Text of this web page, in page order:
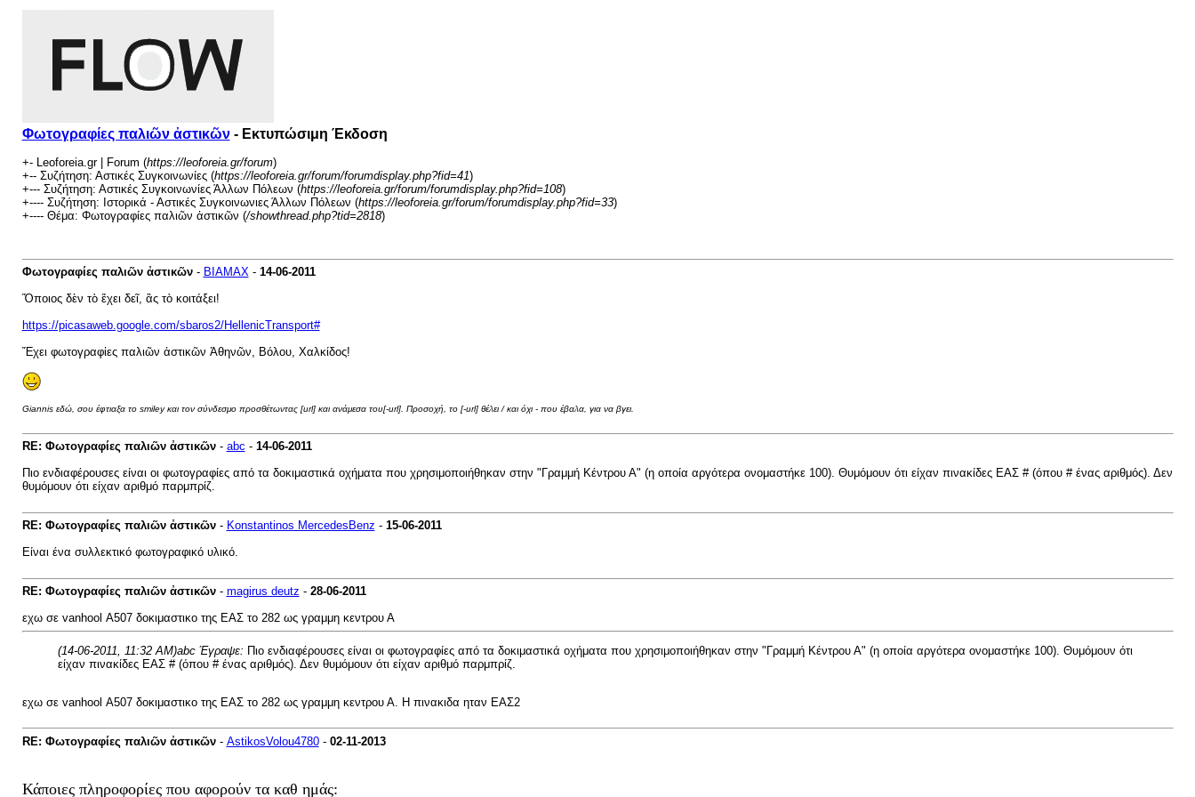
Φωτογραφίες παλιῶν ἀστικῶν- Εκτυπώσιμη Έκδοση
+- Leoforeia.gr | Forum (https://leoforeia.gr/forum)
+-- Συζήτηση: Αστικές Συγκοινωνίες (https://leoforeia.gr/forum/forumdisplay.php?fid=41)
+--- Συζήτηση: Αστικές Συγκοινωνίες Άλλων Πόλεων (https://leoforeia.gr/forum/forumdisplay.php?fid=108)
+---- Συζήτηση: Ιστορικά - Αστικές Συγκοινωνιες Άλλων Πόλεων (https://leoforeia.gr/forum/forumdisplay.php?fid=33)
+---- Θέμα: Φωτογραφίες παλιῶν ἀστικῶν (/showthread.php?tid=2818)
Φωτογραφίες παλιῶν ἀστικῶν- BIAMAX- 14-06-2011
Ὅποιος δὲν τὸ ἔχει δεῖ, ἂς τὸ κοιτάξει!
https://picasaweb.google.com/sbaros2/HellenicTransport#
Ἔχει φωτογραφἰες παλιῶν ἀστικῶν Ἀθηνῶν, Βόλου, Χαλκίδος!
Giannis εδώ, σου έφτιαξα το smiley και τον σύνδεσμο προσθέτωντας [url] και ανάμεσα του[-url]. Προσοχή, το [-url] θέλει / και όχι - που έβαλα, για να βγει.
RE: Φωτογραφίες παλιῶν ἀστικῶν- abc - 14-06-2011
Πιο ενδιαφέρουσες είναι οι φωτογραφίες από τα δοκιμαστικά οχήματα που χρησιμοποιήθηκαν στην "Γραμμή Κέντρου Α" (η οποία αργότερα ονομαστήκε 100). Θυμόμουν ότι είχαν πινακίδες ΕΑΣ # (όπου # ένας αριθμός). Δεν
θυμόμουν ότι είχαν αριθμό παρμπρίζ.
RE: Φωτογραφίες παλιῶν ἀστικῶν- Konstantinos MercedesBenz - 15-06-2011
Είναι ένα συλλεκτικό φωτογραφικό υλικό.
RE: Φωτογραφίες παλιῶν ἀστικῶν- magirus deutz - 28-06-2011
εχω σε vanhool Α507 δοκιμαστικο της ΕΑΣ το 282 ως γραμμη κεντρου Α
(14-06-2011, 11:32 AM)abc Έγραψε: Πιο ενδιαφέρουσες είναι οι φωτογραφίες από τα δοκιμαστικά οχήματα που χρησιμοποιήθηκαν στην "Γραμμή Κέντρου Α" (η οποία αργότερα ονομαστήκε 100). Θυμόμουν ότι
είχαν πινακίδες ΕΑΣ # (όπου # ένας αριθμός). Δεν θυμόμουν ότι είχαν αριθμό παρμπρίζ.
εχω σε vanhool Α507 δοκιμαστικο της ΕΑΣ το 282 ως γραμμη κεντρου Α. Η πινακιδα ηταν ΕΑΣ2
RE: Φωτογραφίες παλιῶν ἀστικῶν- AstikosVolou4780- 02-11-2013
Κάποιες πληροφορίες που αφορούν τα καθ ημάς: